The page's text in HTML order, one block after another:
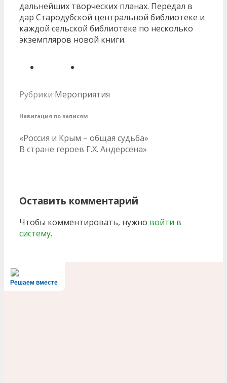
дальнейших творческих планах. Передал в
дар Стародубской центральной библиотеке и
каждой сельской библиотеке по несколько
экземпляров новой книги.
Рубрики Мероприятия
Навигация по записям
«Россия и Крым – общая судьба»
В стране героев Г.Х. Андерсена»
Оставить комментарий
Чтобы комментировать, нужно войти в
систему.
Решаем вместе